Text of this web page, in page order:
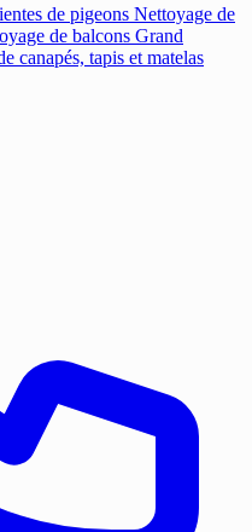
de pigeons Nettoyage de
de balcons Grand
canapés, tapis et matelas